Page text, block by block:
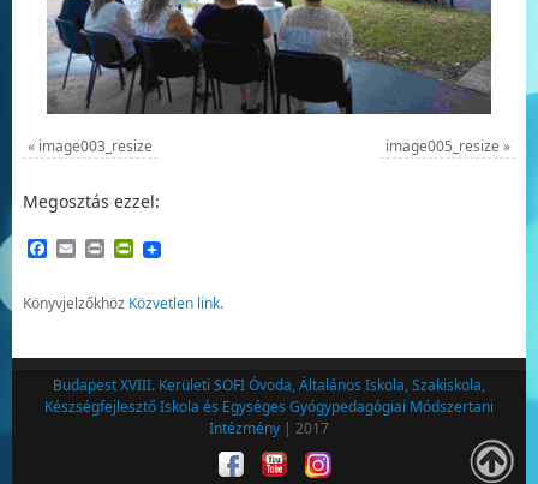
« image003_resize image005_resize »
Megosztás ezzel:
Facebook
EmailPrintPrintFriendly
Könyvjelzőkhöz Közvetlen link.
Budapest XVIII. Kerületi SOFI Óvoda, Általános Iskola, Szakiskola,
Készségfejlesztő Iskola és Egységes Gyógypedagógiai Módszertani
Intézmény | 2017